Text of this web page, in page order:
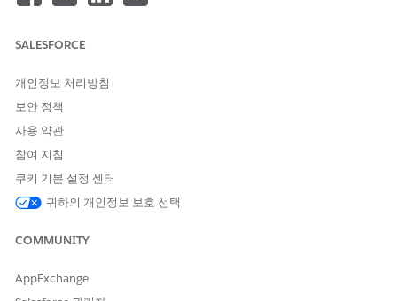
속하는 모든 사용자에게 필수 권한 집합 그룹 및 기타 필수 권한
주요 사고 설정을 구성합니다.
중요 사고 승인자에 대한 사용자 그룹 선택 필드에서 공개
그룹의 이름을 검색하여 선택합니다.
을 클릭하여 사고 레코드 페이지에서 직접 사고를 승격할 수
있습니다.
경우에 따라 사고가 주요 사고로 승인되면
코드 만들기 를 설정합니다.
SALESFORCE
개인정보 처리방침
보안 정책
사용 약관
참여 지침
쿠키 기본 설정 센터
귀하의 개인정보 보호 선택
COMMUNITY
AppExchange